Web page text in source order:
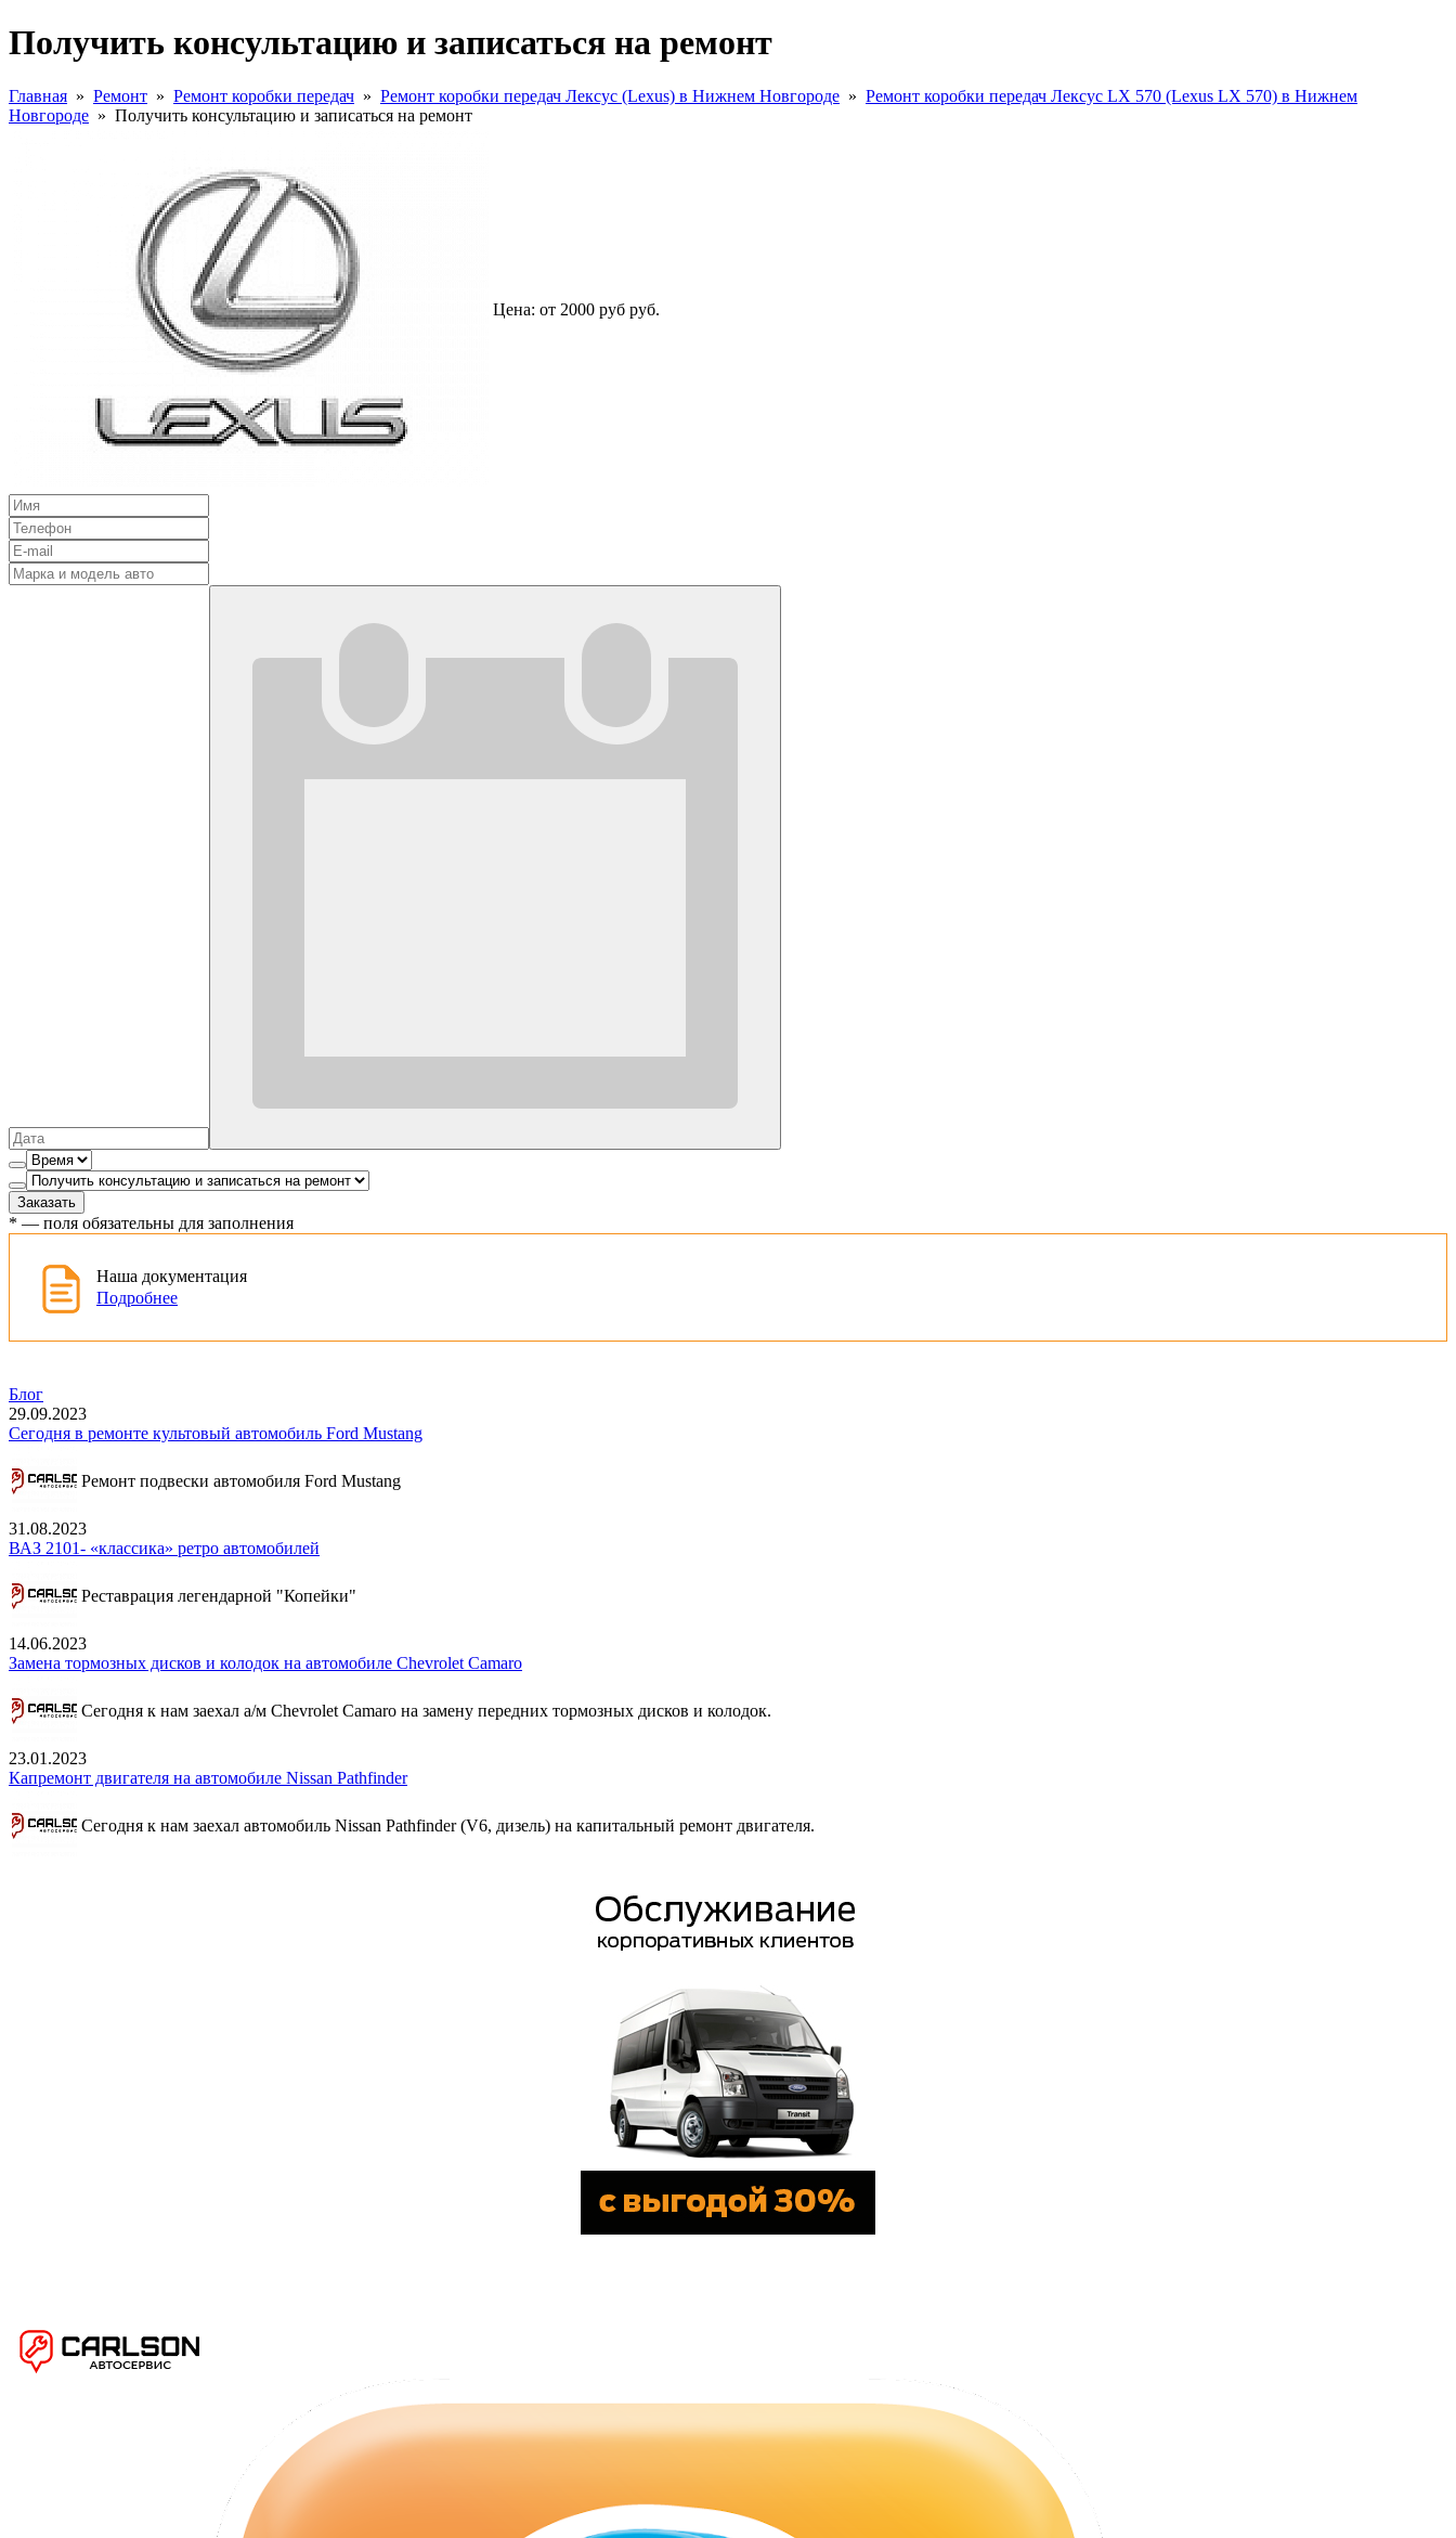
Получить консультацию и записаться на ремонт
Главная » Ремонт » Ремонт коробки передач » Ремонт коробки передач Лексус (Lexus) в Нижнем Новгороде » Ремонт коробки передач Лексус LX 570 (Lexus LX 570) в Нижнем
Новгороде » Получить консультацию и записаться на ремонт
Цена: от 2000 руб руб.
Заказать
* — поля обязательны для заполнения
Наша документация
Подробнее
Блог
29.09.2023
Сегодня в ремонте культовый автомобиль Ford Mustang
Ремонт подвески автомобиля Ford Mustang
31.08.2023
ВАЗ 2101- «классика» ретро автомобилей
Реставрация легендарной "Копейки"
14.06.2023
Замена тормозных дисков и колодок на автомобиле Chevrolet Camaro
Сегодня к нам заехал а/м Chevrolet Camaro на замену передних тормозных дисков и колодок.
23.01.2023
Капремонт двигателя на автомобиле Nissan Pathfinder
Сегодня к нам заехал автомобиль Nissan Pathfinder (V6, дизель) на капитальный ремонт двигателя.